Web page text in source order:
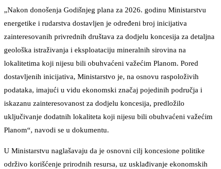
„Nakon donošenja Godišnjeg plana za 2026. godinu Ministarstvu
energetike i rudarstva dostavljen je određeni broj inicijativa
zainteresovanih privrednih društava za dodjelu koncesija za detaljna
geološka istraživanja i eksploataciju mineralnih sirovina na
lokalitetima koji nijesu bili obuhvaćeni važećim Planom. Pored
dostavljenih inicijativa, Ministarstvo je, na osnovu raspoloživih
podataka, imajući u vidu ekonomski značaj pojedinih područja i
iskazanu zainteresovanost za dodjelu koncesija, predložilo
uključivanje dodatnih lokaliteta koji nijesu bili obuhvaćeni važećim
Planom“, navodi se u dokumentu.
U Ministarstvu naglašavaju da je osnovni cilj koncesione politike
održivo korišćenje prirodnih resursa, uz usklađivanje ekonomskih